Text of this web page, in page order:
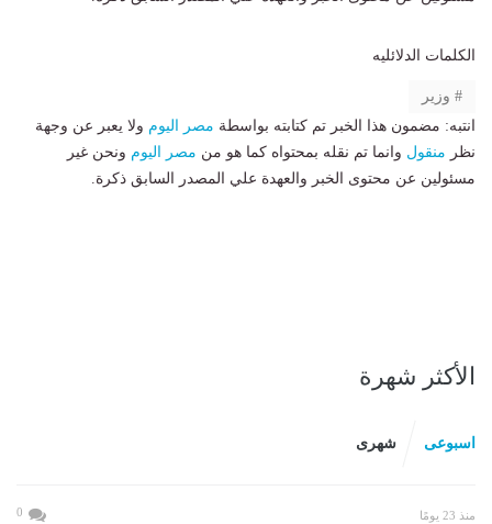
الكلمات الدلائليه
وزير
انتبه: مضمون هذا الخبر تم كتابته بواسطة مصر اليوم ولا يعبر عن وجهة
نظر منقول وانما تم نقله بمحتواه كما هو من مصر اليوم ونحن غير
مسئولين عن محتوى الخبر والعهدة علي المصدر السابق ذكرة.
الأكثر شهرة
اسبوعى شهرى
منذ 23 يومًا 0